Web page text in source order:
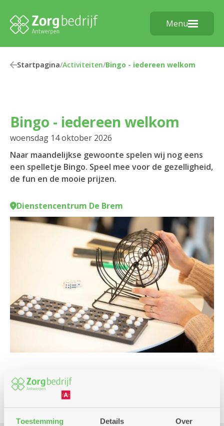
Toestemming Details Over
Menu
Startpagina/Activiteiten/Bingo - iedereen welkom
Bingo - iedereen welkom
woensdag 14 oktober 2026
Naar maandelijkse gewoonte spelen wij nog eens
een spelletje Bingo. Speel mee voor de gezelligheid,
de fun en de mooie prijzen.
Dienstencentrum De Brem
Spel